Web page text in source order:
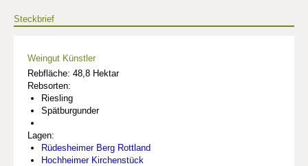
Steckbrief
Weingut Künstler
Rebfläche: 48,8 Hektar
Rebsorten:
Riesling
Spätburgunder
Lagen:
Rüdesheimer Berg Rottland
Hochheimer Kirchenstück